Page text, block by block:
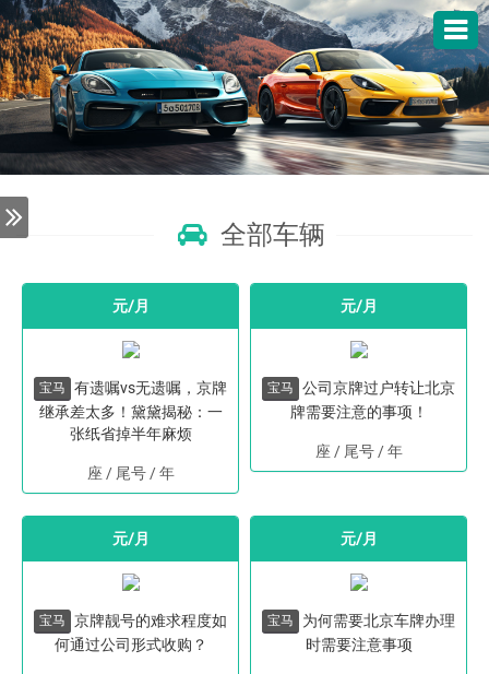
全部车辆
元/月
宝马
有遗嘱vs无遗嘱，京牌
继承差太多！黛黛揭秘：一
张纸省掉半年麻烦
座 / 尾号 /年
元/月
宝马
公司京牌过户转让北京
牌需要注意的事项！
座 / 尾号 /年
元/月
宝马
京牌靓号的难求程度如
何通过公司形式收购？
元/月
宝马
为何需要北京车牌办理
时需要注意事项